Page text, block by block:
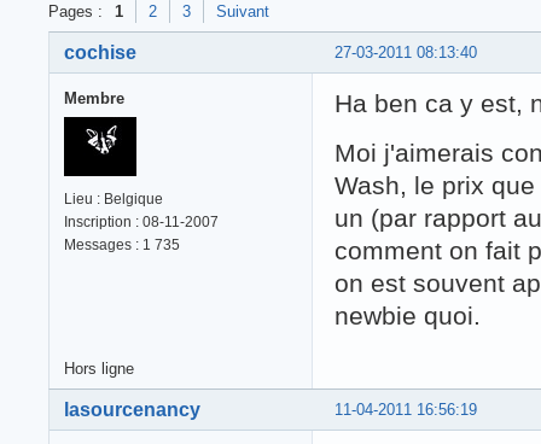
Pages : 1 2 3 Suivant
27-03-2011 08:13:40
cochise
Membre
Lieu : Belgique
Inscription : 08-11-2007
Messages : 1 735
Ha ben ca y est,
Moi j'aimerais
Wash, le prix
un (par rapport
comment on fait
on est souvent
newbie quoi.
Hors ligne
11-04-2011 16:56:19
lasourcenancy